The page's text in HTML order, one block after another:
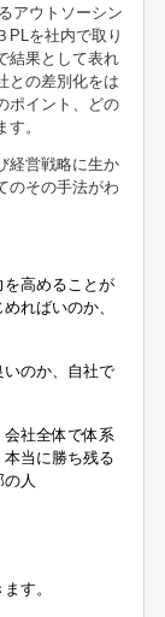
アウトソーシン
PLを社内で取り
結果として表れ
との差別化をは
ポイント、どの
。
経営戦略に生か
のその手法がわ
高めることが
ればいのか、
のか、自社で
社全体で体系
当に勝ち残る
人
す。